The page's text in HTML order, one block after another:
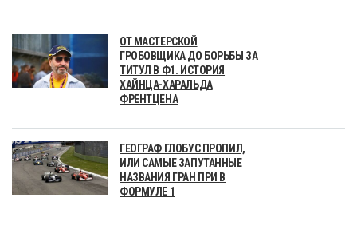
ОТ МАСТЕРСКОЙ
ГРОБОВЩИКА ДО БОРЬБЫ ЗА
ТИТУЛ В Ф1. ИСТОРИЯ
ХАЙНЦА-ХАРАЛЬДА
ФРЕНТЦЕНА
ГЕОГРАФ ГЛОБУС ПРОПИЛ,
ИЛИ САМЫЕ ЗАПУТАННЫЕ
НАЗВАНИЯ ГРАН ПРИ В
ФОРМУЛЕ 1